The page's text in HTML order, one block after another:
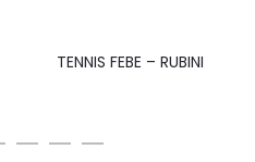
TENNIS FEBE – RUBINI